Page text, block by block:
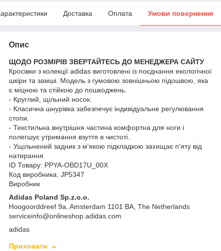
Доставка Оплата Умови повернення
Опис
ЩОДО РОЗМІРІВ ЗВЕРТАЙТЕСЬ ДО МЕНЕДЖЕРА САЙТУ
Кросівки з колекції adidas виготовлені із поєднання екологічної
шкіри та замші. Модель з гумовою зовнішньою підошвою, яка
є міцною та стійкою до пошкоджень.
- Круглий, щільний носок.
- Класична шнурівка забезпечує індивідуальне регулювання
стопи.
- Текстильна внутрішня частина комфортна для ноги і
полегшує утримання взуття в чистоті.
- Ущільнений задник з м'якою підкладкою захищає п'яту від
натирання.
ID Товару: PPYA-OBD17U_00X
Код виробника: JP5347
Виробник
Adidas Poland Sp.z.o.o.
Hoogoorddreef 9a, Amsterdam 1101 BA, The Netherlands
serviceinfo@onlineshop.adidas.com
adidas
Приховати